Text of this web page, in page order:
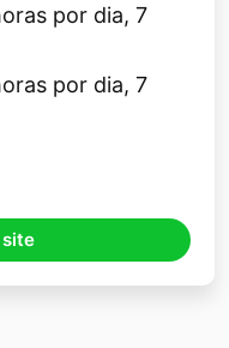
por dia, 7
por dia, 7